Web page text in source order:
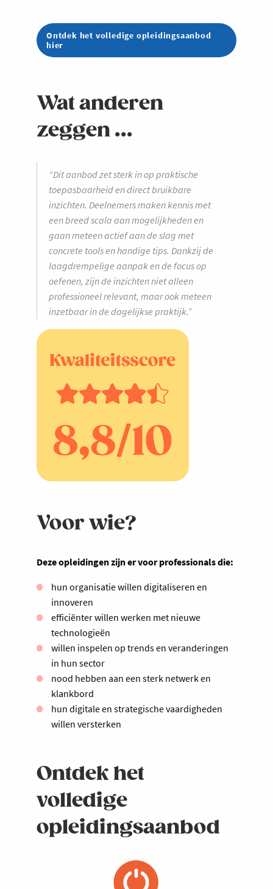
Ontdek het volledige opleidingsaanbod
hier
Wat anderen
zeggen ...
“Dit aanbod zet sterk in op praktische
toepasbaarheid en direct bruikbare
inzichten. Deelnemers maken kennis met
een breed scala aan mogelijkheden en
gaan meteen actief aan de slag met
concrete tools en handige tips. Dankzij de
laagdrempelige aanpak en de focus op
oefenen, zijn de inzichten niet alleen
professioneel relevant, maar ook meteen
inzetbaar in de dagelijkse praktijk.”
Voor wie?
Deze opleidingen zijn er voor professionals die:
hun organisatie willen digitaliseren en
innoveren
efficiënter willen werken met nieuwe
technologieën
willen inspelen op trends en veranderingen
in hun sector
nood hebben aan een sterk netwerk en
klankbord
hun digitale en strategische vaardigheden
willen versterken
Ontdek het
volledige
opleidingsaanbod